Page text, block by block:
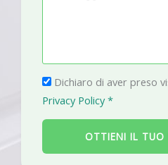
a
g
g
i
P
r
i
a
Dichiaro di aver preso
Privacy Policy *
OTTIENI IL TUO